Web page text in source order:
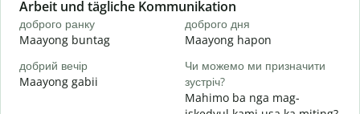
Slide 1 of 6
Arbeit und tägliche Kommunikation
доброго ранку
Maayong buntag
доброго дня
Maayong hapon
добрий вечір
Maayong gabii
Чи можемо ми призначити
зустріч?
Mahimo ba nga mag-